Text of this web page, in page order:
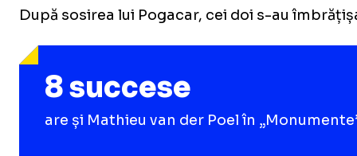
După sosirea lui Pogacar, cei doi s-au
8 succese
are și Mathieu van der Poel în